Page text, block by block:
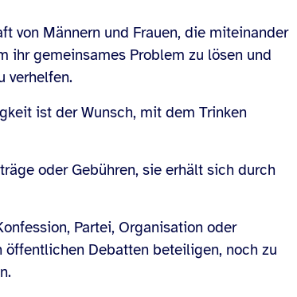
von Männern und Frauen, die miteinander
ihr gemeinsames Problem zu lösen und
verhelfen.
ist der Wunsch, mit dem Trinken
oder Gebühren, sie erhält sich durch
Partei, Organisation oder
Debatten beteiligen, noch zu